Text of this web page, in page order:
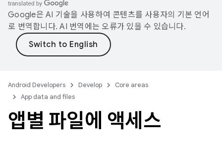
Google은 AI 기술을 사용하여 콘텐츠를 사용자의 기본 언어
로 번역합니다. AI 번역에는 오류가 있을 수 있습니다.
Android Developers Develop
Core areas
App data and files
앱별 파일에 액세스